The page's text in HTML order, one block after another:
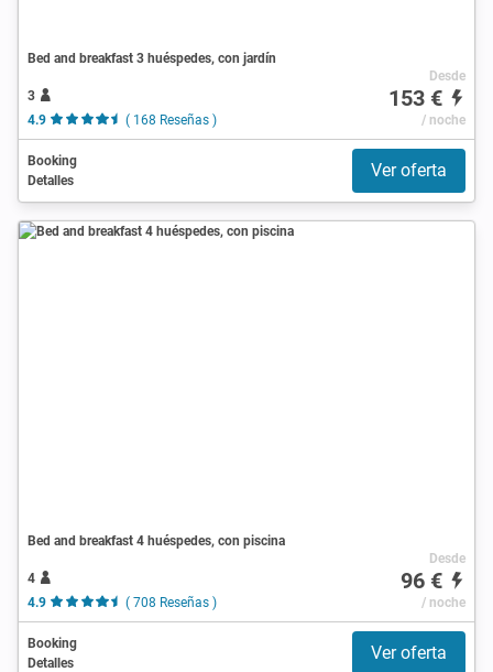
Bed and breakfast 3 huéspedes, con jardín
3
4.9
( 168 Reseñas )
Desde
153 €
/ noche
Booking
Detalles
Ver oferta
Bed and breakfast 4 huéspedes, con piscina
4
4.9
( 708 Reseñas )
Desde
96 €
/ noche
Booking
Detalles
Ver oferta